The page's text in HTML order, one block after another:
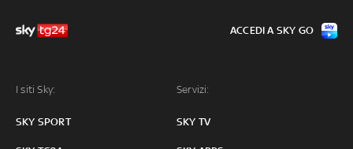
I siti Sky:
SKY SPORT
Servizi:
SKY TV
ACCEDI A SKY GO